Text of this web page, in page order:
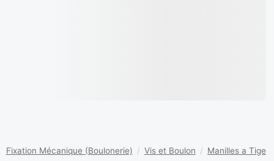
Fixation Mécanique (Boulonerie) / Vis et Boulon / Manilles a Tige